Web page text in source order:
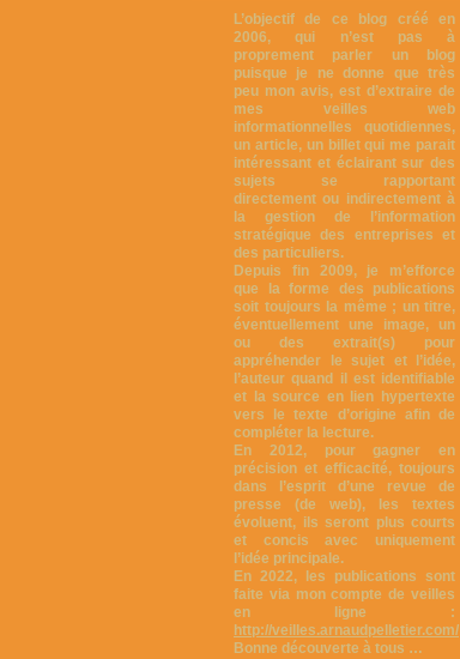
L’objectif de ce blog créé en
2006, qui n’est pas à
proprement parler un blog
puisque je ne donne que très
peu mon avis, est d’extraire de
mes veilles web
informationnelles quotidiennes,
un article, un billet qui me parait
intéressant et éclairant sur des
sujets se rapportant
directement ou indirectement à
la gestion de l’information
stratégique des entreprises et
des particuliers.
Depuis fin 2009, je m’efforce
que la forme des publications
soit toujours la même ; un titre,
éventuellement une image, un
ou des extrait(s) pour
appréhender le sujet et l’idée,
l’auteur quand il est identifiable
et la source en lien hypertexte
vers le texte d’origine afin de
compléter la lecture.
En 2012, pour gagner en
précision et efficacité, toujours
dans l’esprit d’une revue de
presse (de web), les textes
évoluent, ils seront plus courts
et concis avec uniquement
l’idée principale.
En 2022, les publications sont
faite via mon compte de veilles
en ligne :
http://veilles.arnaudpelletier.com/
Bonne découverte à tous …